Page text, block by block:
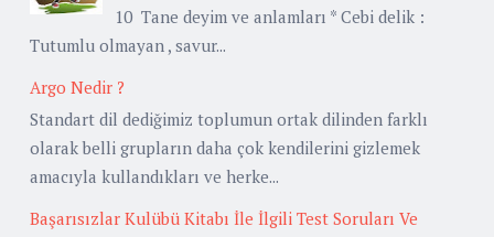
10 Tane deyim ve anlamları * Cebi delik :
Tutumlu olmayan , savur...
Argo Nedir ?
Standart dil dediğimiz toplumun ortak dilinden farklı
olarak belli grupların daha çok kendilerini gizlemek
amacıyla kullandıkları ve herke...
Başarısızlar Kulübü Kitabı İle İlgili Test Soruları Ve